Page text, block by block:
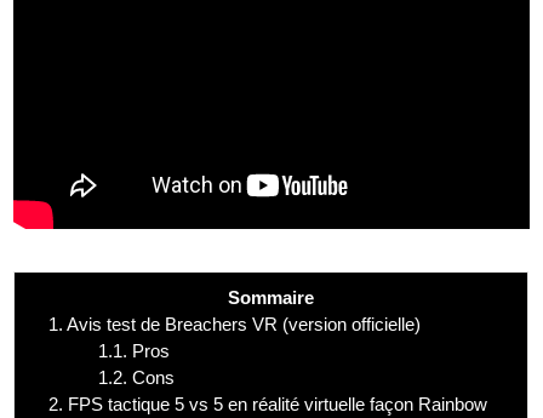
Sommaire
1. Avis test de Breachers VR (version officielle)
1.1. Pros
1.2. Cons
2. FPS tactique 5 vs 5 en réalité virtuelle façon Rainbow